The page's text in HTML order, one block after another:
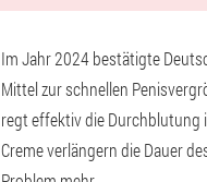
Im Jahr 2024 bestätigte
Mittel zur schnellen
regt effektiv die Durchblutung
Creme verlängern die Dauer